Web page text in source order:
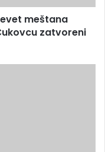
meštana
zatvoreni